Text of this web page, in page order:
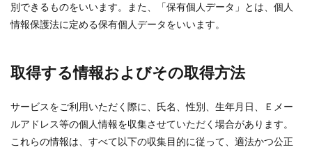
別できるものをいいます。また、「保有個人データ」とは、個人
情報保護法に定める保有個人データをいいます。
取得する情報およびその取得方法
サービスをご利用いただく際に、氏名、性別、生年月日、Ｅメー
ルアドレス等の個人情報を収集させていただく場合があります。
これらの情報は、すべて以下の収集目的に従って、適法かつ公正